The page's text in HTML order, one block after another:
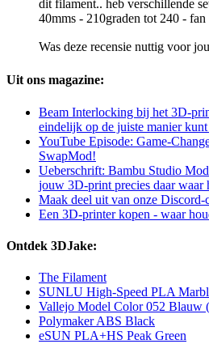
dit filament.. heb verschillende
40mms - 210graden tot 240 -
Was deze recensie nuttig voor
Uit ons magazine:
Beam Interlocking bij het 3D-
eindelijk op de juiste manier
YouTube Episode: Game-
SwapMod!
Ueberschrift: Bambu Studio
jouw 3D-print precies daar waar
Maak deel uit van onze
Een 3D-printer kopen - waar
Ontdek 3DJake:
The Filament
SUNLU High-Speed PLA
Vallejo Model Color 052 Blauw
Polymaker ABS Black
eSUN PLA+HS Peak Green